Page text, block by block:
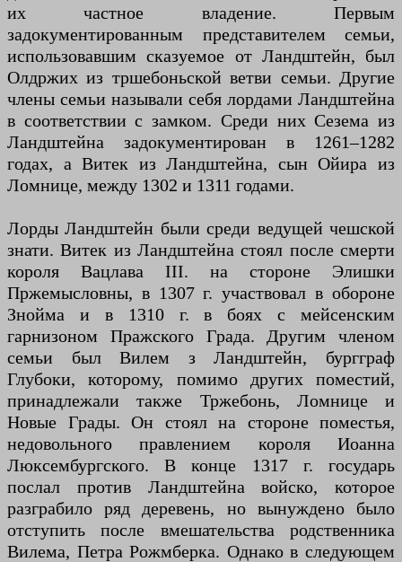
их частное владение. Первым
задокументированным представителем семьи,
использовавшим сказуемое от Ландштейн, был
Олдржих из тршебоньской ветви семьи. Другие
члены семьи называли себя лордами Ландштейна
в соответствии с замком. Среди них Сезема из
Ландштейна задокументирован в 1261–1282
годах, а Витек из Ландштейна, сын Ойира из
Ломнице, между 1302 и 1311 годами.
Лорды Ландштейн были среди ведущей чешской
знати. Витек из Ландштейна стоял после смерти
короля Вацлава III. на стороне Элишки
Пржемысловны, в 1307 г. участвовал в обороне
Знойма и в 1310 г. в боях с мейсенским
гарнизоном Пражского Града. Другим членом
семьи был Вилем з Ландштейн, бургграф
Глубоки, которому, помимо других поместий,
принадлежали также Тржебонь, Ломнице и
Новые Грады. Он стоял на стороне поместья,
недовольного правлением короля Иоанна
Люксембургского. В конце 1317 г. государь
послал против Ландштейна войско, которое
разграбило ряд деревень, но вынуждено было
отступить после вмешательства родственника
Вилема, Петра Рожмберка. Однако в следующем